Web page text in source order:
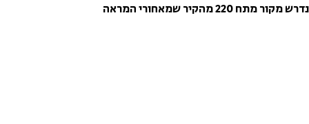
נדרש מקור מתח 220 מהקיר שמאחורי המראה